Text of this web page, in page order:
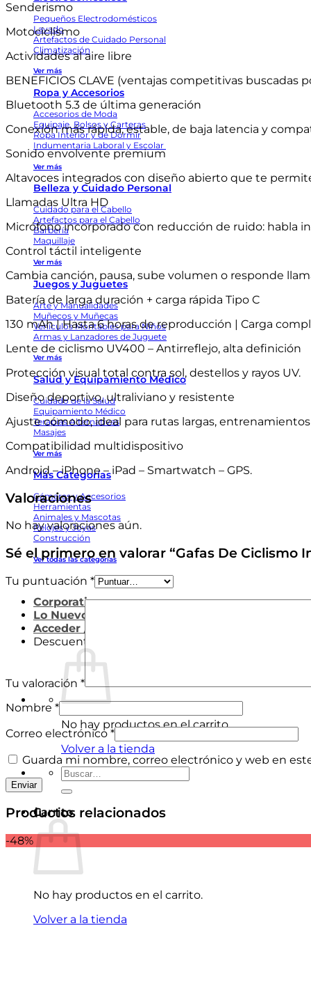
Pequeños Electrodomésticos
Lavado
Artefactos de Cuidado Personal
Climatización
Ver más
Ropa y Accesorios
Accesorios de Moda
Equipaje, Bolsos y Carteras
Ropa Interior y de Dormir
Indumentaria Laboral y Escolar
Ver más
Belleza y Cuidado Personal
Cuidado para el Cabello
Artefactos para el Cabello
Barbería
Maquillaje
Ver más
Juegos y Juguetes
Arte y Manualidades
Muñecos y Muñecas
Vehículos Montables para Niños
Armas y Lanzadores de Juguete
Ver más
Salud y Equipamiento Médico
Cuidado de la Salud
Equipamiento Médico
Terapias Alternativas
Masajes
Ver más
Más Categorías
Cámaras y Accesorios
Herramientas
Animales y Mascotas
Relojes y Joyas
Construcción
Ver todas las categorías
Corporativo
Lo Nuevo
Acceder / Registrarse
Descuentos
No hay productos en el carrito.
Volver a la tienda
Buscar
Carrito
No hay productos en el carrito.
Volver a la tienda
Senderismo
Motociclismo
Actividades al aire libre
BENEFICIOS CLAVE (ventajas competitivas buscadas
Bluetooth 5.3 de última generación
Conexión más rápida, estable, de baja latencia y
Sonido envolvente premium
Altavoces integrados con diseño abierto que te
Llamadas Ultra HD
Micrófono incorporado con reducción de ruido: habla
Control táctil inteligente
Cambia canción, pausa, sube volumen o responde
Batería de larga duración + carga rápida Tipo C
130 mAh | Hasta 6 horas de reproducción | Carga
Lente de ciclismo UV400 – Antirreflejo, alta definición
Protección visual total contra sol, destellos y rayos UV.
Diseño deportivo, ultraliviano y resistente
Ajuste cómodo, ideal para rutas largas,
Compatibilidad multidispositivo
Android – iPhone – iPad – Smartwatch – GPS.
Valoraciones
No hay valoraciones aún.
Sé el primero en valorar “Gafas De
Tu puntuación *
Tu valoración *
Nombre *
Correo electrónico *
Guarda mi nombre, correo electrónico y web en
Productos relacionados
-48%